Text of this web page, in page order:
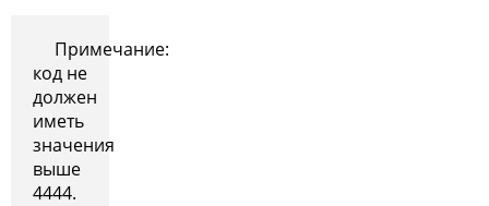
Примечание:
код не
должен
иметь
значения
выше
4444.